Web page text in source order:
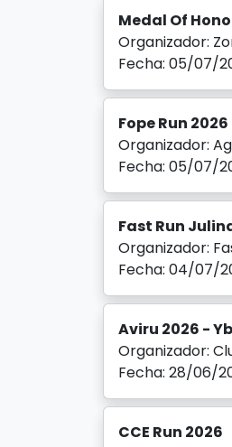
Medal Of
Organizador:
Fecha: 05/07/
Fope Run 2026
Organizador:
Fecha: 05/07/
Fast Run
Organizador:
Fecha: 04/07/
Aviru 2026 -
Organizador:
Fecha: 28/06/
CCE Run 2026